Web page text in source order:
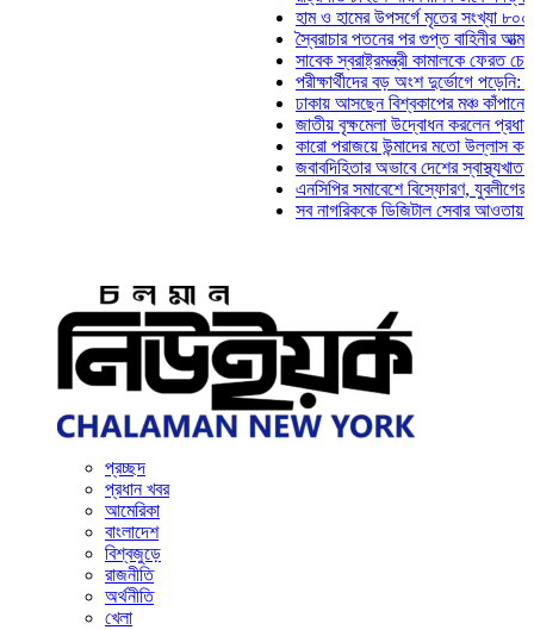
হাম ও হামের উপসর্গে মৃতের সংখ্যা ৮০০ ছাড়াল
স্বৈরাচার পতনের পর গুপ্ত বাহিনীর আত্মপ্রকাশ:
সাবেক স্বরাষ্ট্রমন্ত্রী কামালকে ফেরত চেয়ে
পরীক্ষার্থীদের বড় অংশ দুর্ভোগে পড়েনি: ড.
ঢাকায় আসছেন বিশ্বকাপের মঞ্চ কাঁপানো সেই
জাতীয় বৃক্ষমেলা উদ্বোধন করলেন প্রধানমন্ত্রী
কারো পরাজয়ে উন্মাদের মতো উল্লাস করতে হয়
জবাবদিহিতার অভাবে দেশের স্বাস্থ্যখাত নানা
এনসিপির সমাবেশে বিস্ফোরণ, যুবলীগের দুই
সব নাগরিককে ডিজিটাল সেবার আওতায় আনতে
প্রচ্ছদ
প্রধান খবর
আমেরিকা
বাংলাদেশ
বিশ্বজুড়ে
রাজনীতি
অর্থনীতি
খেলা